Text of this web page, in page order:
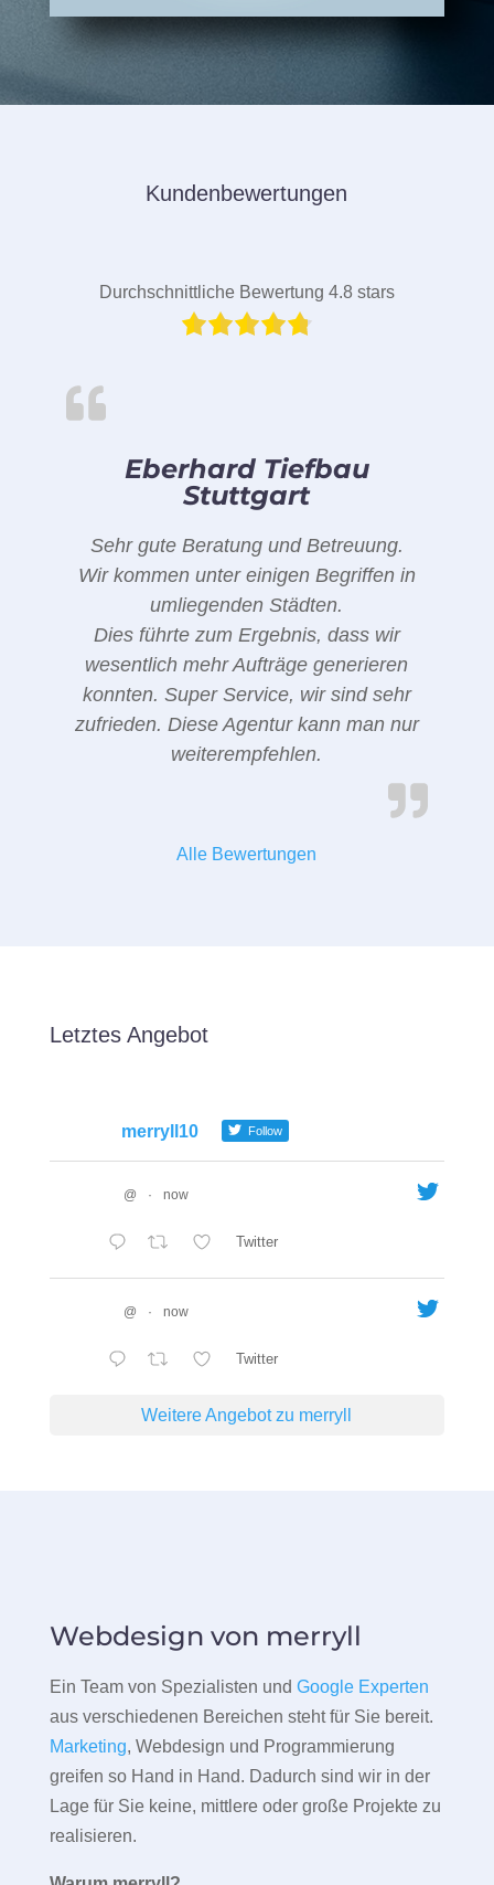
Kundenbewertungen
Durchschnittliche Bewertung 4.8 stars
Eberhard Tiefbau
Stuttgart
Sehr gute Beratung und Betreuung.
Wir kommen unter einigen Begriffen in
umliegenden Städten.
Dies führte zum Ergebnis, dass wir
wesentlich mehr Aufträge generieren
konnten. Super Service, wir sind sehr
zufrieden. Diese Agentur kann man nur
weiterempfehlen.
Alle Bewertungen
Letztes Angebot
merryll10 Follow
@ · now
Twitter
@ · now
Twitter
Weitere Angebot zu merryll
Webdesign von merryll
Ein Team von Spezialisten und Google Experten
aus verschiedenen Bereichen steht für Sie bereit.
Marketing, Webdesign und Programmierung
greifen so Hand in Hand. Dadurch sind wir in der
Lage für Sie keine, mittlere oder große Projekte zu
realisieren.